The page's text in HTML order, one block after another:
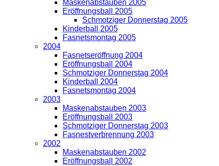
Maskenabstauben 2005
Eröffnungsball 2005
Schmotziger Donnerstag 2005
Kinderball 2005
Fasnetsmontag 2005
2004
Fasnetseröffnung 2004
Eröffnungsball 2004
Schmotziger Donnerstag 2004
Kinderball 2004
Fasnetsmontag 2004
2003
Maskenabstauben 2003
Eröffnungsball 2003
Schmotziger Donnerstag 2003
Fasnestverbrennung 2003
2002
Maskenabstauben 2002
Eröffnungsball 2002